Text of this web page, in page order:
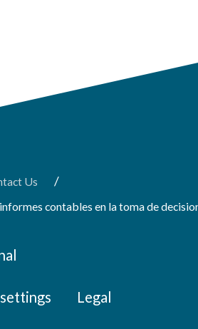
Us /
contables en la toma de
Legal